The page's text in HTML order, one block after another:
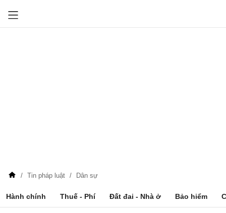
Tin pháp luật Dân sự
Hành chính Thuế - Phí Đất đai - Nhà ở Bảo hiểm